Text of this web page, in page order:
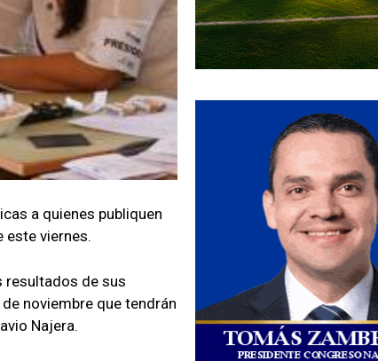
a quienes publiquen
este viernes.
resultados de sus
noviembre que tendrán
Najera.